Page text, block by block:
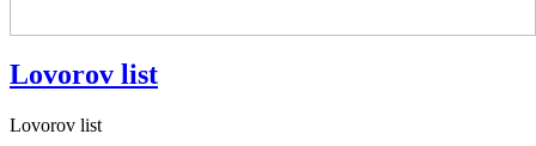
Lovorov list
Lovorov list